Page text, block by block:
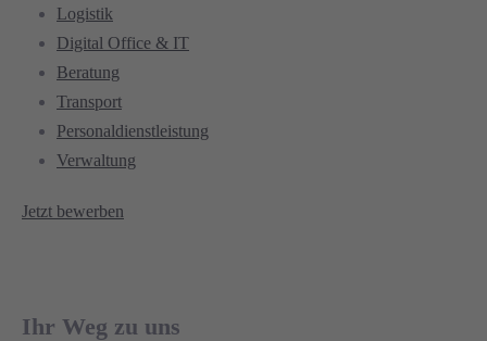
Logistik
Digital Office & IT
Beratung
Transport
Personaldienstleistung
Verwaltung
Jetzt bewerben
Ihr Weg zu uns